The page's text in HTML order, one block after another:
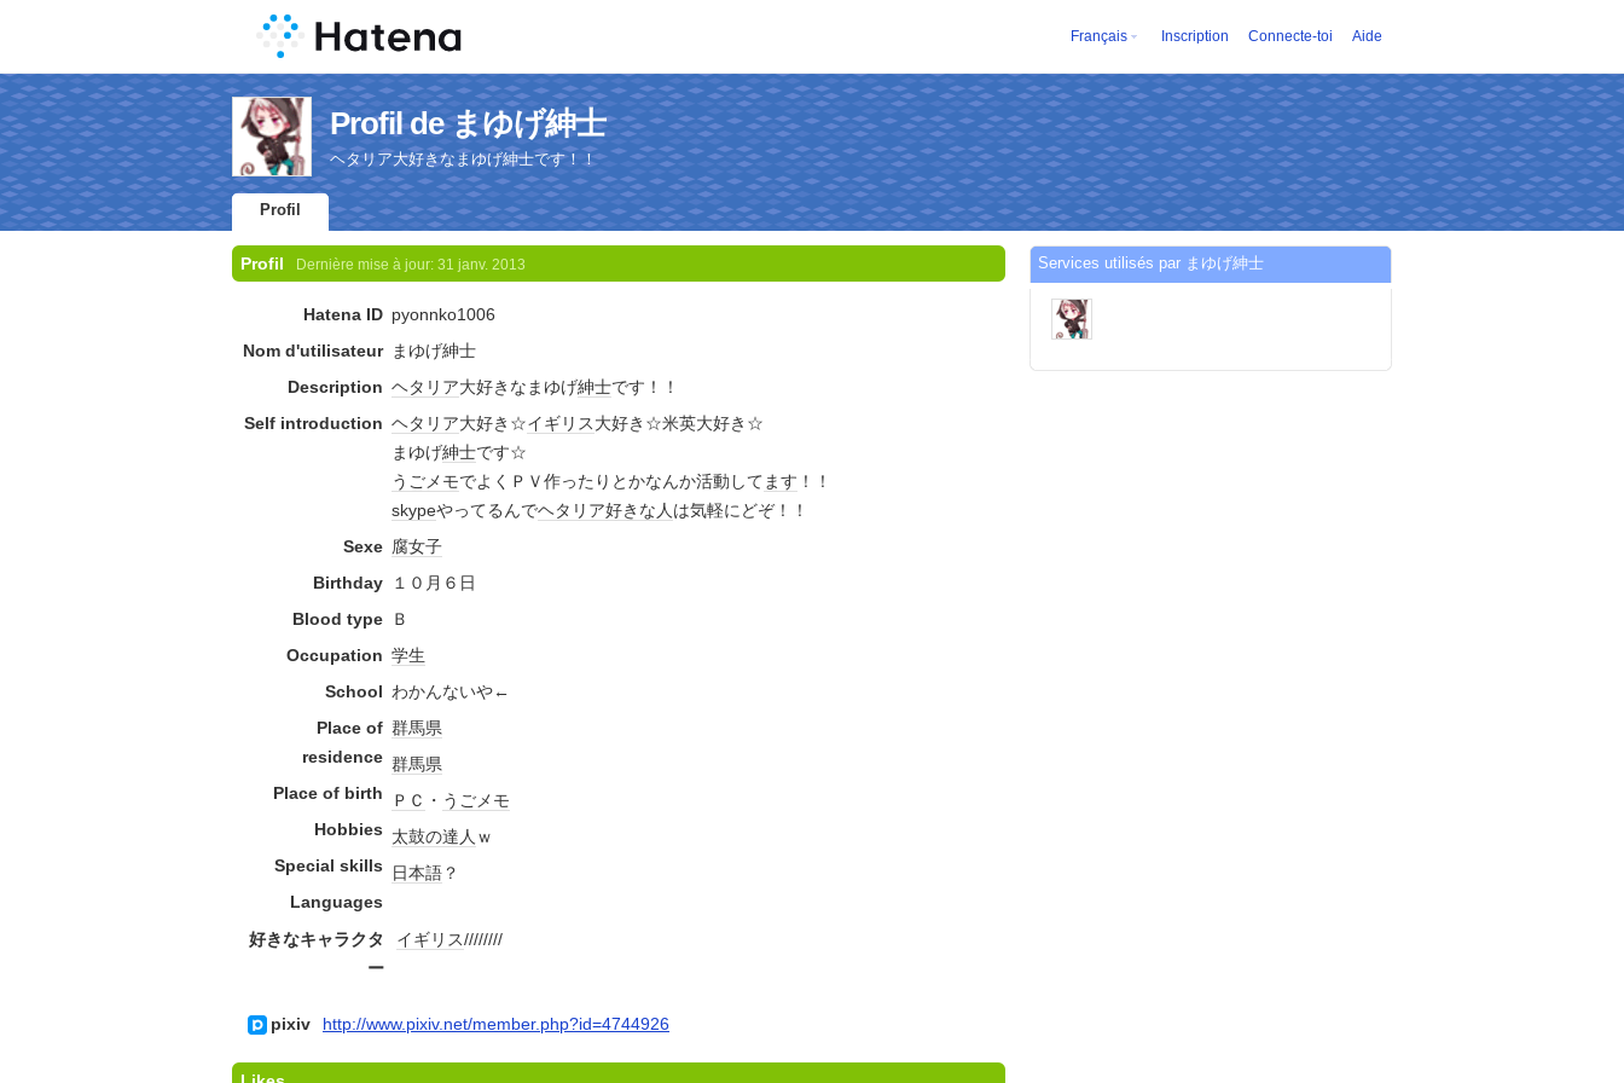
Français Inscription Connecte-toi Aide
Profil de まゆげ紳士
ヘタリア大好きなまゆげ紳士です！！
Profil
Profil Dernière mise à jour: 31 janv. 2013
Hatena ID pyonnko1006
Nom d'utilisateur まゆげ紳士
Description ヘタリア大好きなまゆげ紳士です！！
Self introduction ヘタリア大好き☆イギリス大好き☆米英大好き☆
まゆげ紳士です☆
うごメモでよくＰＶ作ったりとかなんか活動してます ！！
skypeやってるんでヘタリア好きな人は気軽にどぞ！！
Sexe 腐女子
Birthday
１０月６日
Blood type
Ｂ
Occupation 学生
School わかんないや←
Place of
residence
群馬県
Place of birth
群馬県
Hobbies
ＰＣ ・ うごメモ
Special skills
太鼓の達人 ｗ
Languages
日本語 ？
好きなキャラクタ
ー
イギリス////////
pixiv http://www.pixiv.net/member.php?id=4744926
Services utilisés par まゆげ紳士